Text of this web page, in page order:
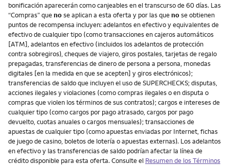
bonificación aparecerán como canjeables en el transcurso de 60 días. Las
“Compras” quenose aplican a esta oferta y por las quenose obtienen
puntos de recompensa incluyen: adelantos en efectivo y equivalentes de
efectivo de cualquier tipo (como transacciones en cajeros automáticos
[ATM], adelantos en efectivo (incluidos los adelantos de protección
contra sobregiros), cheques de viajero, giros postales, tarjetas de regalo
prepagadas, transferencias de dinero de persona a persona, monedas
digitales [en la medida en que se acepten] y giros electrónicos);
transferencias de saldo que incluyen el uso de SUPERCHECKS; disputas,
acciones ilegales y violaciones (como compras ilegales o en disputa o
compras que violen los términos de sus contratos); cargos e intereses de
cualquier tipo (como cargos por pago atrasado, cargos por pago
devuelto, cuotas anuales o cargos mensuales); transacciones de
apuestas de cualquier tipo (como apuestas enviadas por Internet, fichas
de juego de casino, boletos de lotería o apuestas externas). Los adelantos
en efectivo y las transferencias de saldo podrían afectar la línea de
crédito disponible para esta oferta. Consulte el Resumen de los Términos